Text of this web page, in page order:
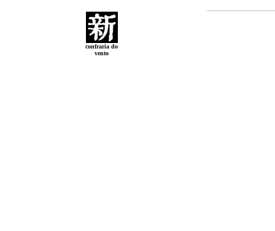
confraria do
vento